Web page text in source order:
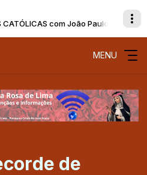
com João Paulo
MENU
de